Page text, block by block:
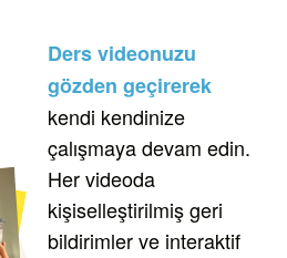
Ders videonuzu
gözden geçirerek
kendi kendinize
çalışmaya devam edin.
Her videoda
kişiselleştirilmiş geri
bildirimler ve interaktif